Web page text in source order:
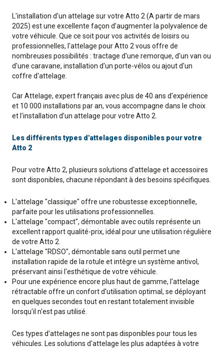
L'installation d'un attelage sur votre Atto 2 (A partir de mars
2025) est une excellente façon d’augmenter la polyvalence de
votre véhicule. Que ce soit pour vos activités de loisirs ou
professionnelles, l'attelage pour Atto 2 vous offre de
nombreuses possibilités : tractage d'une remorque, d'un van ou
d'une caravane, installation d'un porte-vélos ou ajout d'un
coffre d'attelage.
Car Attelage, expert français avec plus de 40 ans d'expérience
et 10 000 installations par an, vous accompagne dans le choix
et l'installation d’un attelage pour votre Atto 2.
Les différents types d'attelages disponibles pour votre
Atto 2
Pour votre Atto 2, plusieurs solutions d'attelage et accessoires
sont disponibles, chacune répondant à des besoins spécifiques.
L'attelage "classique" offre une robustesse exceptionnelle,
parfaite pour les utilisations professionnelles.
L'attelage "compact", démontable avec outils représente un
excellent rapport qualité-prix, idéal pour une utilisation régulière
de votre Atto 2.
L'attelage "RDSO", démontable sans outil permet une
installation rapide de la rotule et intègre un système antivol,
préservant ainsi l'esthétique de votre véhicule.
Pour une expérience encore plus haut de gamme, l'attelage
rétractable offre un confort d'utilisation optimal, se déployant
en quelques secondes tout en restant totalement invisible
lorsqu'il n'est pas utilisé.
Ces types d'attelages ne sont pas disponibles pour tous les
véhicules. Les solutions d'attelage les plus adaptées à votre